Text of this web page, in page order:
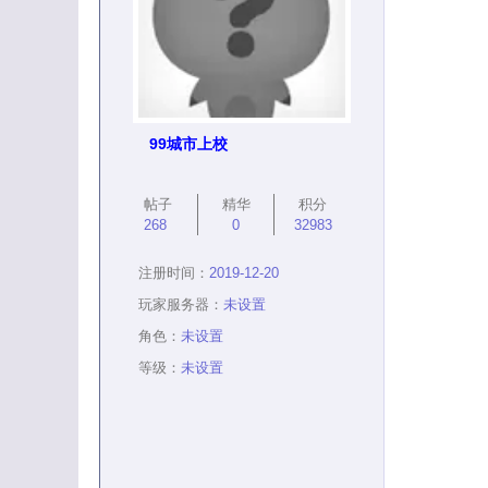
99城市上校
帖子
268
精华
0
积分
32983
注册时间： 2019-12-20
玩家服务器： 未设置
角色： 未设置
等级： 未设置